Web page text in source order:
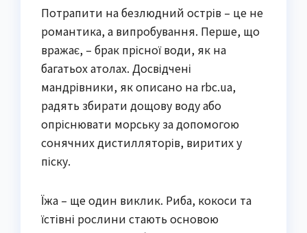
Потрапити на безлюдний острів – це не
романтика, а випробування. Перше, що
вражає, – брак прісної води, як на
багатьох атолах. Досвідчені
мандрівники, як описано на rbc.ua,
радять збирати дощову воду або
опріснювати морську за допомогою
сонячних дистилляторів, виритих у
піску.
Їжа – ще один виклик. Риба, кокоси та
їстівні рослини стають основою